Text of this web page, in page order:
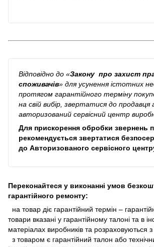
Відповідно до «Закону про захист
споживачів» для усунення істотних
протягом гарантійного терміну
на свій вибір, звертатися до продавця
авторизований сервісний центр
Для прискорення обробки звернень
рекомендується звертатися
до Авторизованого сервісного
Переконайтеся у виконанні умов
гарантійного ремонту:
на товар діє гарантійний термін –
товари вказані у гарантійному талоні та в
матеріалах виробників та розраховуються
з товаром є гарантійний талон або